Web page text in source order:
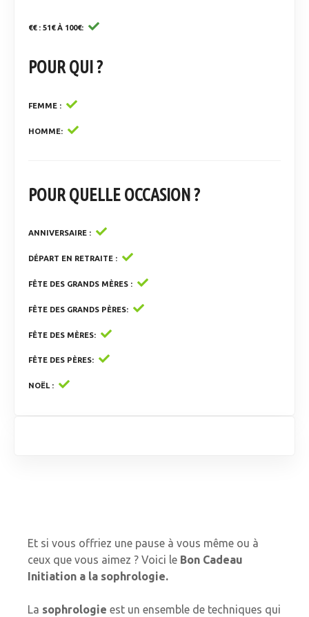
€€ : 51€ À 100€
POUR QUI ?
FEMME
HOMME
POUR QUELLE OCCASION ?
ANNIVERSAIRE
DÉPART EN RETRAITE
FÊTE DES GRANDS MÈRES
FÊTE DES GRANDS PÈRES
FÊTE DES MÈRES
FÊTE DES PÈRES
NOËL
Et si vous offriez une pause à vous même ou à
ceux que vous aimez ? Voici le Bon Cadeau
Initiation a la sophrologie.
La sophrologie est un ensemble de techniques qui